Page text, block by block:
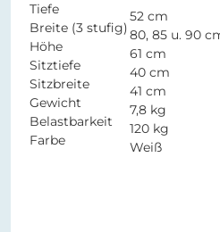
Tiefe
Breite (3 stufig)
Höhe
Sitztiefe
Sitzbreite
Gewicht
Belastbarkeit
Farbe
52 cm
80, 85 u. 90
61 cm
40 cm
41 cm
7,8 kg
120 kg
Weiß